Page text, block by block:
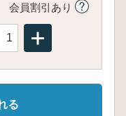
会員割引あり
る